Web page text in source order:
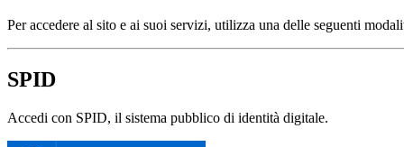
Per accedere al sito e ai suoi servizi, utilizza una delle seguenti
SPID
Accedi con SPID, il sistema pubblico di identità digitale.